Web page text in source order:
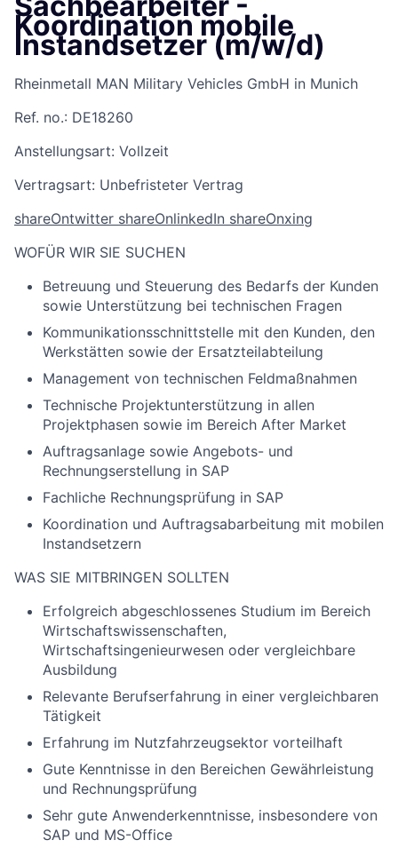
Koordination mobile
Instandsetzer (m/w/d)
Rheinmetall MAN Military Vehicles GmbH in Munich
Ref. no.: DE18260
Anstellungsart: Vollzeit
Vertragsart: Unbefristeter Vertrag
shareOntwitter shareOnlinkedIn shareOnxing
WOFÜR WIR SIE SUCHEN
Betreuung und Steuerung des Bedarfs der Kunden
sowie Unterstützung bei technischen Fragen
Kommunikationsschnittstelle mit den Kunden, den
Werkstätten sowie der Ersatzteilabteilung
Management von technischen Feldmaßnahmen
Technische Projektunterstützung in allen
Projektphasen sowie im Bereich After Market
Auftragsanlage sowie Angebots- und
Rechnungserstellung in SAP
Fachliche Rechnungsprüfung in SAP
Koordination und Auftragsabarbeitung mit mobilen
Instandsetzern
WAS SIE MITBRINGEN SOLLTEN
Erfolgreich abgeschlossenes Studium im Bereich
Wirtschaftswissenschaften,
Wirtschaftsingenieurwesen oder vergleichbare
Ausbildung
Relevante Berufserfahrung in einer vergleichbaren
Tätigkeit
Erfahrung im Nutzfahrzeugsektor vorteilhaft
Gute Kenntnisse in den Bereichen Gewährleistung
und Rechnungsprüfung
Sehr gute Anwenderkenntnisse, insbesondere von
SAP und MS-Office